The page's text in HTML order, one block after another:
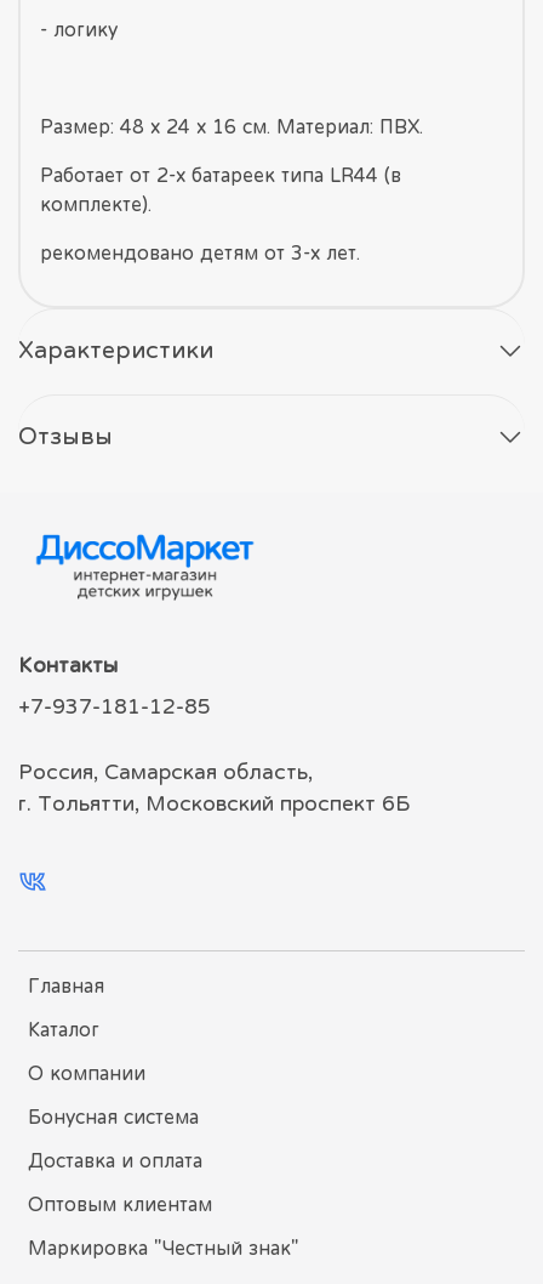
- логику
Размер: 48 х 24 х 16 см. Материал: ПВХ.
Работает от 2-х батареек типа LR44 (в
комплекте).
рекомендовано детям от 3-х лет.
Характеристики
Отзывы
Главная
Каталог
О компании
Бонусная система
Доставка и оплата
Оптовым клиентам
Маркировка "Честный знак"
Контакты
+7-937-181-12-85
Россия, Самарская область,
г. Тольятти, Московский проспект 6Б